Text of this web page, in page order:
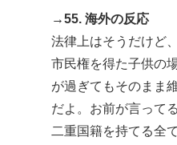
→55. 海外の反応
法律上はそうだけど
市民権を得た子供の
が過ぎてもそのまま
だよ。お前が言って
二重国籍を持てる全